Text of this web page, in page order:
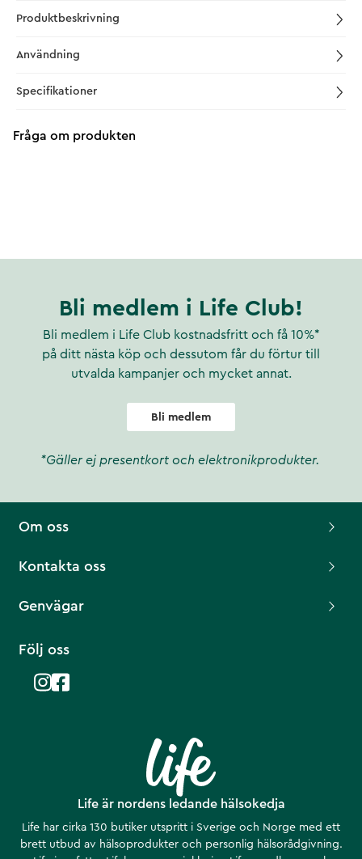
Produktbeskrivning
Användning
Specifikationer
Fråga om produkten
Bli medlem i Life Club!
Bli medlem i Life Club kostnadsfritt och få 10%*
på ditt nästa köp och dessutom får du förtur till
utvalda kampanjer och mycket annat.
Bli medlem
*Gäller ej presentkort och elektronikprodukter.
Life är nordens ledande hälsokedja
Life har cirka 130 butiker utspritt i Sverige och Norge med ett
brett utbud av hälsoprodukter och personlig hälsorådgivning.
Om oss
Kontakta oss
Genvägar
Följ oss